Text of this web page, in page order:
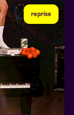
reprise